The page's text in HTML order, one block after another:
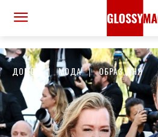
ДОМОЙ МОДА ОБРАЗ ДНЯ